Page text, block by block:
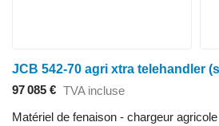
JCB 542-70 agri xtra telehandler
97 085 € TVA incluse
Matériel de fenaison - chargeur agricole